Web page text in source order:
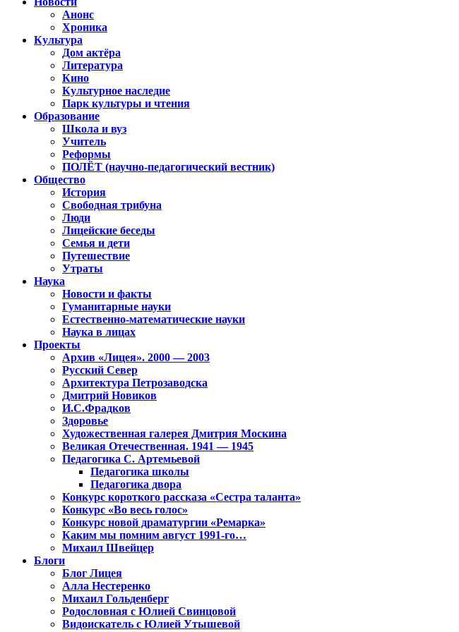
Анонс
Хроника
Культура
Дом актёра
Литература
Кино
Культурное наследие
Парк культуры и чтения
Образование
Школа и вуз
Учитель
Реформы
ПОЛЁТ (научно-педагогический вестник)
Общество
История
Свободная трибуна
Люди
Лицейские беседы
Семья и дети
Путешествие
Утраты
Наука
Новости и факты
Гуманитарные науки
Естественно-математические науки
Наука в лицах
Проекты
Архив «Лицея». 2000 — 2003
Русский Север
Архитектура Петрозаводска
Дмитрий Новиков
И.С.Фрадков
Здоровье
Художественная галерея Дмитрия Москина
Великая Отечественная. 1941 — 1945
Педагогика С. Артемьевой
Педагогика школы
Педагогика двора
Конкурс короткого рассказа «Сестра таланта»
Конкурс «Во весь голос»
Конкурс новой драматургии «Ремарка»
Каким мы помним август 1991-го…
Михаил Швейцер
Блоги
Блог Лицея
Алла Нестеренко
Михаил Гольденберг
Родословная с Юлией Свинцовой
Видоискатель с Юлией Утышевой